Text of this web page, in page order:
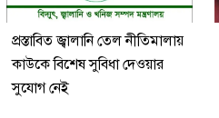
প্রস্তাবিত জ্বালানি তেল নীতিমালায়
কাউকে বিশেষ সুবিধা দেওয়ার
সুযোগ নেই